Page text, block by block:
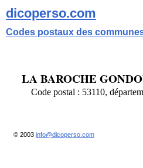
dicoperso.com
Codes postaux des
LA BAROCHE
Code postal : 53110,
© 2003 info@dicoperso.com